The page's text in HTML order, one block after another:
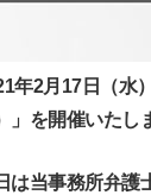
年2月17日（水
」を開催いたし
は当事務所弁護